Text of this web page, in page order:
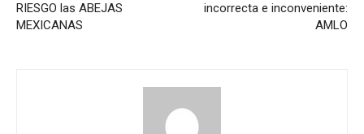
RIESGO las ABEJAS
MEXICANAS
incorrecta e inconveniente:
AMLO